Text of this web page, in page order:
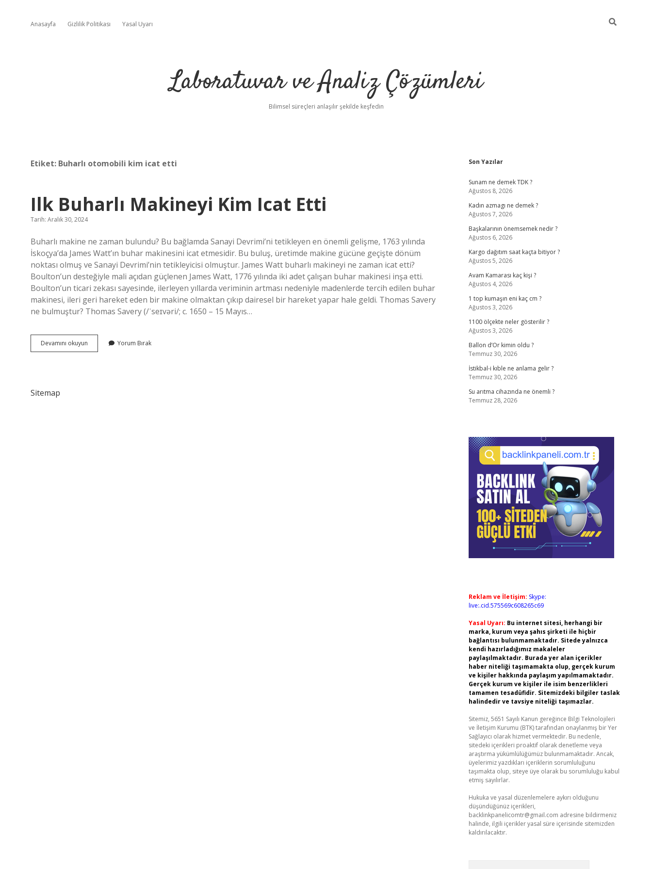
Anasayfa Gizlilik Politikası Yasal Uyarı
Laboratuvar ve Analiz Çözümleri
Bilimsel süreçleri anlaşılır şekilde keşfedin
Etiket: Buharlı otomobili kim icat etti
Ilk Buharlı Makineyi Kim Icat Etti
Tarih: Aralık 30, 2024
Buharlı makine ne zaman bulundu? Bu bağlamda Sanayi Devrimi’ni tetikleyen en önemli gelişme, 1763 yılında
İskoçya’da James Watt’ın buhar makinesini icat etmesidir. Bu buluş, üretimde makine gücüne geçişte dönüm
noktası olmuş ve Sanayi Devrimi’nin tetikleyicisi olmuştur. James Watt buharlı makineyi ne zaman icat etti?
Boulton’un desteğiyle mali açıdan güçlenen James Watt, 1776 yılında iki adet çalışan buhar makinesi inşa etti.
Boulton’un ticari zekası sayesinde, ilerleyen yıllarda veriminin artması nedeniyle madenlerde tercih edilen buhar
makinesi, ileri geri hareket eden bir makine olmaktan çıkıp dairesel bir hareket yapar hale geldi. Thomas Savery
ne bulmuştur? Thomas Savery (/ˈseɪvəri/; c. 1650 – 15 Mayıs…
Devamını okuyun
Buharlı
Yorum Bırak
Sitemap
Sidebar
Son Yazılar
Sunam ne demek TDK ?
Ağustos 8, 2026
Kadın azmagı ne demek ?
Ağustos 7, 2026
Başkalarının önemsemek nedir ?
Ağustos 6, 2026
Kargo dağıtım saat kaçta bitiyor ?
Ağustos 5, 2026
Avam Kamarası kaç kişi ?
Ağustos 4, 2026
1 top kumaşın eni kaç cm ?
Ağustos 3, 2026
1100 ölçekte neler gösterilir ?
Ağustos 3, 2026
Ballon d’Or kimin oldu ?
Temmuz 30, 2026
İstikbal-i kıble ne anlama gelir ?
Temmuz 30, 2026
Su arıtma cihazında ne önemli ?
Temmuz 28, 2026
Reklam ve İletişim: Skype:
live:.cid.575569c608265c69
Yasal Uyarı: Bu internet sitesi, herhangi bir
marka, kurum veya şahıs şirketi ile hiçbir
bağlantısı bulunmamaktadır. Sitede yalnızca
kendi hazırladığımız makaleler
paylaşılmaktadır. Burada yer alan içerikler
haber niteliği taşımamakta olup, gerçek kurum
ve kişiler hakkında paylaşım yapılmamaktadır.
Gerçek kurum ve kişiler ile isim benzerlikleri
tamamen tesadüfidir. Sitemizdeki bilgiler taslak
halindedir ve tavsiye niteliği taşımazlar.
Sitemiz, 5651 Sayılı Kanun gereğince Bilgi Teknolojileri
ve İletişim Kurumu (BTK) tarafından onaylanmış bir Yer
Sağlayıcı olarak hizmet vermektedir. Bu nedenle,
sitedeki içerikleri proaktif olarak denetleme veya
araştırma yükümlülüğümüz bulunmamaktadır. Ancak,
üyelerimiz yazdıkları içeriklerin sorumluluğunu
taşımakta olup, siteye üye olarak bu sorumluluğu kabul
etmiş sayılırlar.
Hukuka ve yasal düzenlemelere aykırı olduğunu
düşündüğünüz içerikleri,
backlinkpanelicomtr@gmail.com adresine bildirmeniz
halinde, ilgili içerikler yasal süre içerisinde sitemizden
kaldırılacaktır.